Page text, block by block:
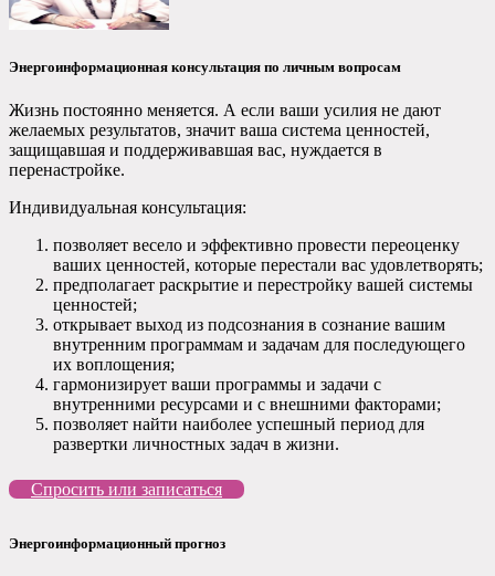
Энергоинформационная консультация по личным вопросам
Жизнь постоянно меняется. А если ваши усилия не дают
желаемых результатов, значит ваша система ценностей,
защищавшая и поддерживавшая вас, нуждается в
перенастройке.
Индивидуальная консультация:
позволяет весело и эффективно провести переоценку
ваших ценностей, которые перестали вас удовлетворять;
предполагает раскрытие и перестройку вашей системы
ценностей;
открывает выход из подсознания в сознание вашим
внутренним программам и задачам для последующего
их воплощения;
гармонизирует ваши программы и задачи с
внутренними ресурсами и с внешними факторами;
позволяет найти наиболее успешный период для
развертки личностных задач в жизни.
Спросить или записаться
Энергоинформационный прогноз